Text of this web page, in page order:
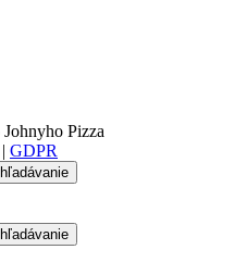
Pizza
| GDPR